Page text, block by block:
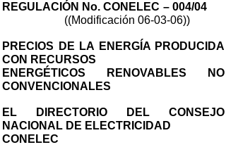
REGULACIÓN No. CONELEC – 004/04
((Modificación 06-03-06))
PRECIOS DE LA ENERGÍA PRODUCIDA
CON RECURSOS
ENERGÉTICOS RENOVABLES NO
CONVENCIONALES
EL DIRECTORIO DEL CONSEJO
NACIONAL DE ELECTRICIDAD
CONELEC